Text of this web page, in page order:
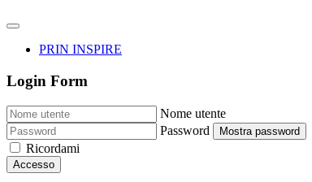
PRIN INSPIRE
Login Form
Nome utente
Password
Mostra password
Ricordami
Accesso